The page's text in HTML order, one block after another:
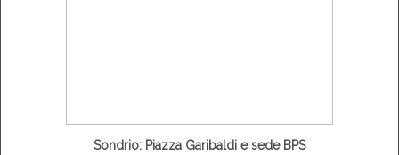
Sondrio: Piazza Garibaldi e sede BPS